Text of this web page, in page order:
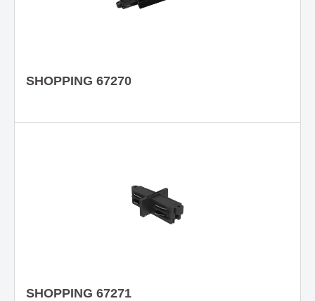
SHOPPING 67270
SHOPPING 67271